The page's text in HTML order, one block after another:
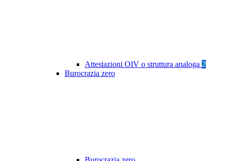
Attestazioni OIV o struttura analoga 2
Burocrazia zero